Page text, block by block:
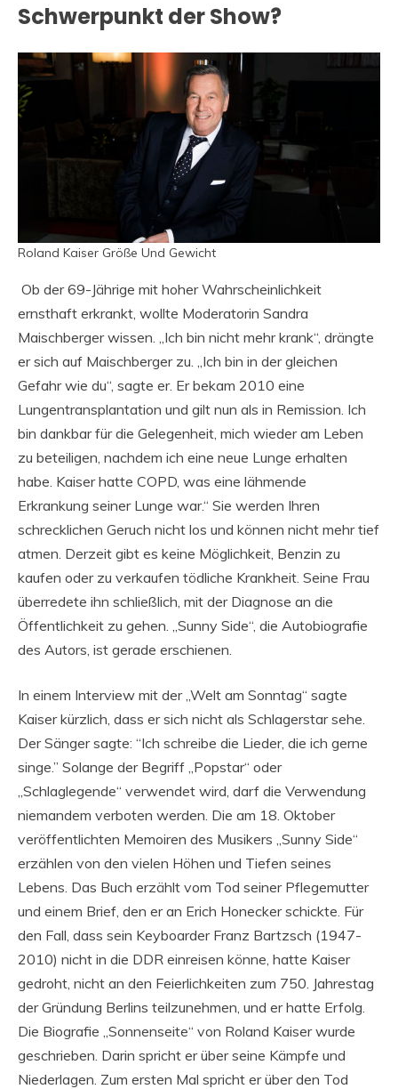
Schwerpunkt der Show?
Roland Kaiser Größe Und Gewicht
Ob der 69-Jährige mit hoher Wahrscheinlichkeit
ernsthaft erkrankt, wollte Moderatorin Sandra
Maischberger wissen. „Ich bin nicht mehr krank“, drängte
er sich auf Maischberger zu. „Ich bin in der gleichen
Gefahr wie du“, sagte er. Er bekam 2010 eine
Lungentransplantation und gilt nun als in Remission. Ich
bin dankbar für die Gelegenheit, mich wieder am Leben
zu beteiligen, nachdem ich eine neue Lunge erhalten
habe. Kaiser hatte COPD, was eine lähmende
Erkrankung seiner Lunge war.“ Sie werden Ihren
schrecklichen Geruch nicht los und können nicht mehr tief
atmen. Derzeit gibt es keine Möglichkeit, Benzin zu
kaufen oder zu verkaufen tödliche Krankheit. Seine Frau
überredete ihn schließlich, mit der Diagnose an die
Öffentlichkeit zu gehen. „Sunny Side“, die Autobiografie
des Autors, ist gerade erschienen.
In einem Interview mit der „Welt am Sonntag“ sagte
Kaiser kürzlich, dass er sich nicht als Schlagerstar sehe.
Der Sänger sagte: “Ich schreibe die Lieder, die ich gerne
singe.” Solange der Begriff „Popstar“ oder
„Schlaglegende“ verwendet wird, darf die Verwendung
niemandem verboten werden. Die am 18. Oktober
veröffentlichten Memoiren des Musikers „Sunny Side“
erzählen von den vielen Höhen und Tiefen seines
Lebens. Das Buch erzählt vom Tod seiner Pflegemutter
und einem Brief, den er an Erich Honecker schickte. Für
den Fall, dass sein Keyboarder Franz Bartzsch (1947-
2010) nicht in die DDR einreisen könne, hatte Kaiser
gedroht, nicht an den Feierlichkeiten zum 750. Jahrestag
der Gründung Berlins teilzunehmen, und er hatte Erfolg.
Die Biografie „Sonnenseite“ von Roland Kaiser wurde
geschrieben. Darin spricht er über seine Kämpfe und
Niederlagen. Zum ersten Mal spricht er über den Tod